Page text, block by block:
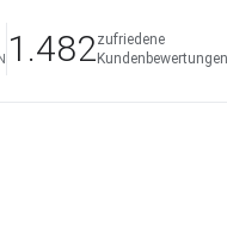
1.482zufriedene
Kundenbewertungen